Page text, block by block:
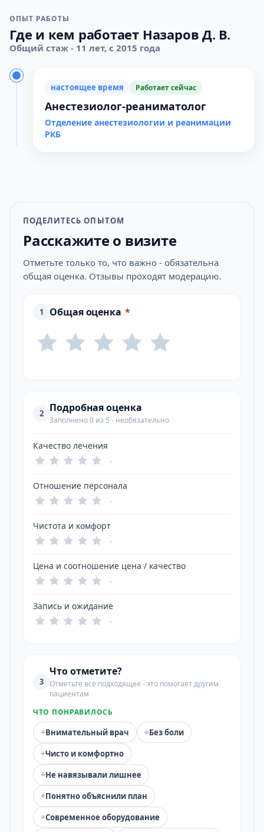
ОПЫТ РАБОТЫ
Где и кем работает Назаров Д. В.
Общий стаж - 11 лет, с 2015 года
настоящее время Работает сейчас
Анестезиолог-реаниматолог
Отделение анестезиологии и реанимации
РКБ
ПОДЕЛИТЕСЬ ОПЫТОМ
Расскажите о визите
Отметьте только то, что важно - обязательна
общая оценка. Отзывы проходят модерацию.
1 Общая оценка *
2 Подробная оценка
Заполнено 0 из 5 - необязательно
Качество лечения
-
Отношение персонала
-
Чистота и комфорт
-
Цена и соотношение цена / качество
-
Запись и ожидание
-
3
Что отметите?
Отметьте всё подходящее - это помогает другим
пациентам
ЧТО ПОНРАВИЛОСЬ
+Внимательный врач +Без боли
+Чисто и комфортно
+Не навязывали лишнее
+Понятно объяснили план
+Современное оборудование